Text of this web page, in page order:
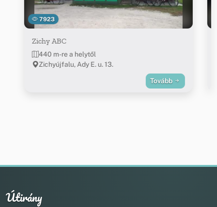
7923
Zichy ABC
440 m-re a helytől
Zichyújfalu, Ady E. u. 13.
Tovább
Útirány